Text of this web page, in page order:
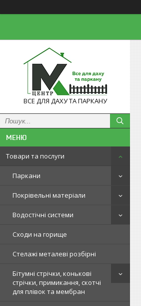
ВСЕ ДЛЯ ДАХУ ТА ПАРКАНУ
Товари та послуги
Паркани
Покрівельні матеріали
Водостічні системи
Сходи на горище
Стелажі металеві розбірні
Бітумні стрічки, конькові
стрічки, примикання, скотчі
для плівок та мембран